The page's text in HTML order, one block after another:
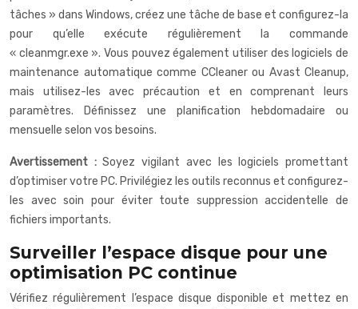
tâches » dans Windows, créez une tâche de base et configurez-la
pour qu’elle exécute régulièrement la commande
« cleanmgr.exe ». Vous pouvez également utiliser des logiciels de
maintenance automatique comme CCleaner ou Avast Cleanup,
mais utilisez-les avec précaution et en comprenant leurs
paramètres. Définissez une planification hebdomadaire ou
mensuelle selon vos besoins.
Avertissement :Soyez vigilant avec les logiciels promettant
d’optimiser votre PC. Privilégiez les outils reconnus et configurez-
les avec soin pour éviter toute suppression accidentelle de
fichiers importants.
Surveiller l’espace disque pour une
optimisation PC continue
Vérifiez régulièrement l’espace disque disponible et mettez en